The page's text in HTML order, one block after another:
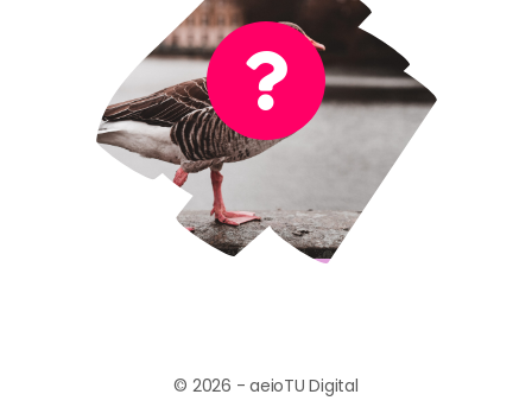
¡Incorrecto!
No es el sonido de un ave
© 2026 - aeioTU Digital